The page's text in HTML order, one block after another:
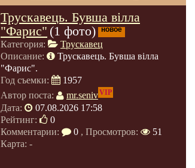
Трускавець. Бувша вілла
"Фарис" (1 фото) новое
Категория:
Трускавец
Описание:
Трускавець. Бувша вілла
"Фарис".
Год съемки:
1957
Автор поста:
mr.senivVIP
Дата:
07.08.2026 17:58
Рейтинг:
0
Комментарии:
0 , Просмотров:
51
Карта: -